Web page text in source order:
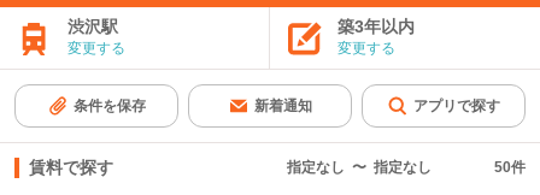
渋沢駅
変更する
築3年以内
変更する
条件を保存 新着通知 アプリで探す
賃料で探す 指定なし 〜 指定なし 50件